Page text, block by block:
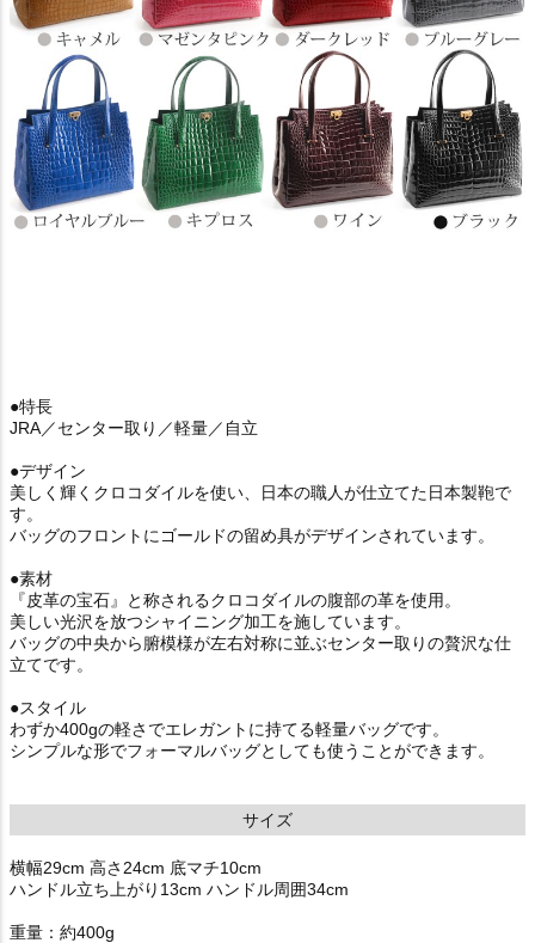
●特長
JRA／センター取り／軽量／自立
●デザイン
美しく輝くクロコダイルを使い、日本の職人が仕立てた日本製鞄で
す。
バッグのフロントにゴールドの留め具がデザインされています。
●素材
『皮革の宝石』と称されるクロコダイルの腹部の革を使用。
美しい光沢を放つシャイニング加工を施しています。
バッグの中央から腑模様が左右対称に並ぶセンター取りの贅沢な仕
立てです。
●スタイル
わずか400gの軽さでエレガントに持てる軽量バッグです。
シンプルな形でフォーマルバッグとしても使うことができます。
サイズ
横幅29cm 高さ24cm 底マチ10cm
ハンドル立ち上がり13cm ハンドル周囲34cm
重量：約400g